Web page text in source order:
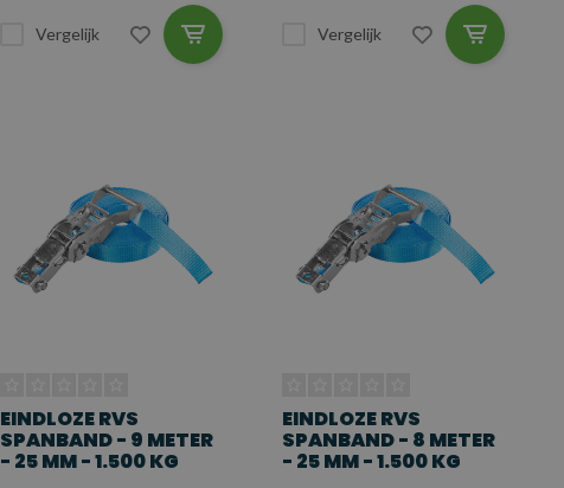
Vergelijk Vergelijk
EINDLOZE RVS
SPANBAND - 9 METER
- 25 MM - 1.500 KG
EINDLOZE RVS
SPANBAND - 8 METER
- 25 MM - 1.500 KG